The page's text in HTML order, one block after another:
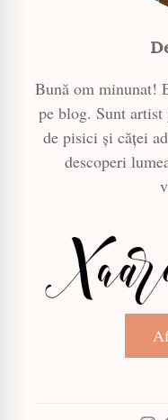
Bună om minunat!
pe blog. Sunt
de pisici și căței
descoperi